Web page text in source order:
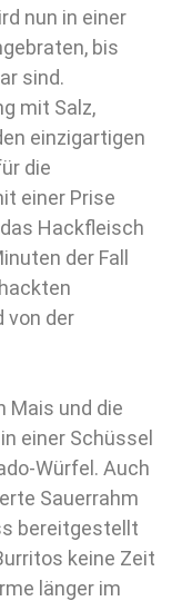
nun in einer
bis
sind.
mit Salz,
einzigartigen
die
einer Prise
Hackfleisch
der Fall
von der
Mais und die
einer Schüssel
Würfel. Auch
Sauerrahm
bereitgestellt
keine Zeit
länger im